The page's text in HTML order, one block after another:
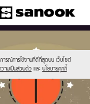
การณ์การใช้งานที่ดีที่สุดบน เว็บไซต์
วามเป็นส่วนตัว และ นโยบายคุกกี้